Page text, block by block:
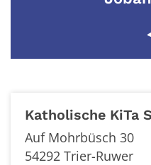
Katholische KiTa
Auf Mohrbüsch 30
54292 Trier-Ruwer